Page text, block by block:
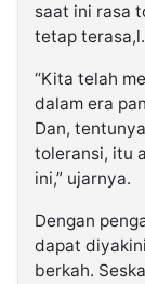
saat ini rasa
tetap
“Kita telah
dalam era
Dan,
toleransi, itu
ini,” ujarnya.
Dengan
dapat
berkah.